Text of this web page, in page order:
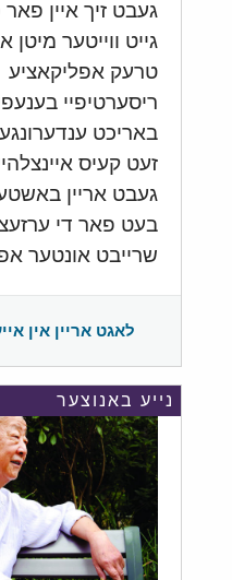
געבט זיך איין
גייט ווייטער מיטן
טרעק אפליקאציע
ריסערטיפיי
באריכט
זעט קעיס
געבט אריין
בעט פאר די
שרייבט אונטער
לאגט אריין אין
נייע באנוצער